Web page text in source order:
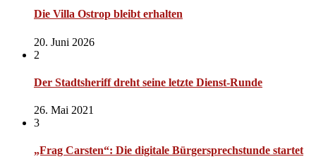
Die Villa Ostrop bleibt erhalten
20. Juni 2026
2
Der Stadtsheriff dreht seine letzte Dienst-Runde
26. Mai 2021
3
„Frag Carsten“: Die digitale Bürgersprechstunde startet